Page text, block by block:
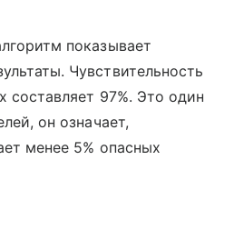
показывает
Чувствительность
составляет 97%. Это один
он означает,
менее 5% опасных